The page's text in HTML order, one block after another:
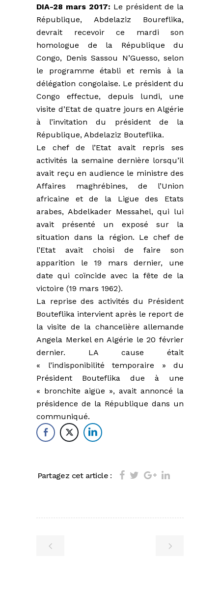
DIA-28 mars 2017: Le président de la
République, Abdelaziz Boureflika,
devrait recevoir ce mardi son
homologue de la République du
Congo, Denis Sassou N’Guesso, selon
le programme établi et remis à la
délégation congolaise. Le président du
Congo effectue, depuis lundi, une
visite d’Etat de quatre jours en Algérie
à l’invitation du président de la
République, Abdelaziz Bouteflika.
Le chef de l’Etat avait repris ses
activités la semaine dernière lorsqu’il
avait reçu en audience le ministre des
Affaires maghrébines, de l’Union
africaine et de la Ligue des Etats
arabes, Abdelkader Messahel, qui lui
avait présenté un exposé sur la
situation dans la région. Le chef de
l’Etat avait choisi de faire son
apparition le 19 mars dernier, une
date qui coïncide avec la fête de la
victoire (19 mars 1962).
La reprise des activités du Président
Bouteflika intervient après le report de
la visite de la chancelière allemande
Angela Merkel en Algérie le 20 février
dernier. LA cause était
« l’indisponibilité temporaire » du
Président Bouteflika due à une
« bronchite aigüe », avait annoncé la
présidence de la République dans un
communiqué.
Partagez cet article :